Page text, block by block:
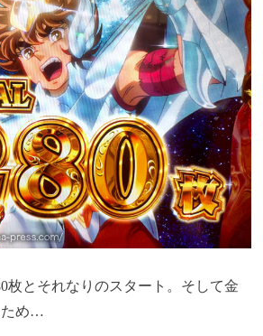
枚とそれなりのスタート。そして金
ため…